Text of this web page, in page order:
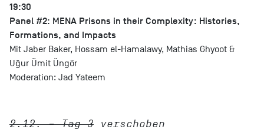
19:30
Panel #2: MENA Prisons in their Complexity: Histories,
Formations, and Impacts
Mit Jaber Baker, Hossam el-Hamalawy, Mathias Ghyoot &
Uğur Ümit Üngör
Moderation: Jad Yateem
2.12. – Tag 3 verschoben